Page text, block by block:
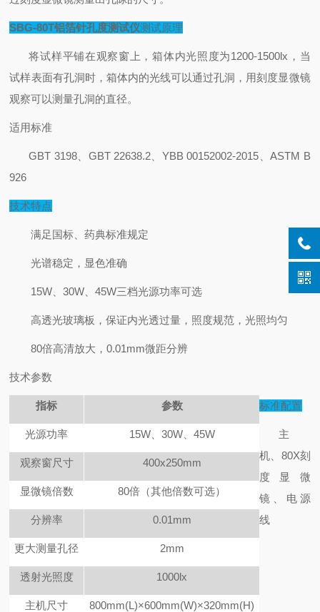
SBG-80T铝箔针孔度测试仪测试原理
将试样平铺在观察窗上，箱体内光照度为1200-1500lx，当
试样表面有孔洞时，箱体内的光线可以通过孔洞，用刻度显微镜
观察可以测量孔洞的直径。
适用标准
GBT 3198、GBT 22638.2、YBB 00152002-2015、ASTM B
926
技术特点
满足国标、药典标准规定
光谱稳定，显色准确
15W、30W、45W三档光源功率可选
高透光玻璃板，保证内光透过量，照度规范，光照均匀
80倍高清放大，0.01mm微距分辨
技术参数
指标 参数
光源功率 15W、30W、45W
观察窗尺寸 400x250mm
显微镜倍数 80倍（其他倍数可选）
分辨率 0.01mm
更大测量孔径 2mm
透射光照度 1000lx
主机尺寸 800mm(L)×600mm(W)×320mm(H)
标准配置
主
机、80X刻
度显微
镜、电源
线